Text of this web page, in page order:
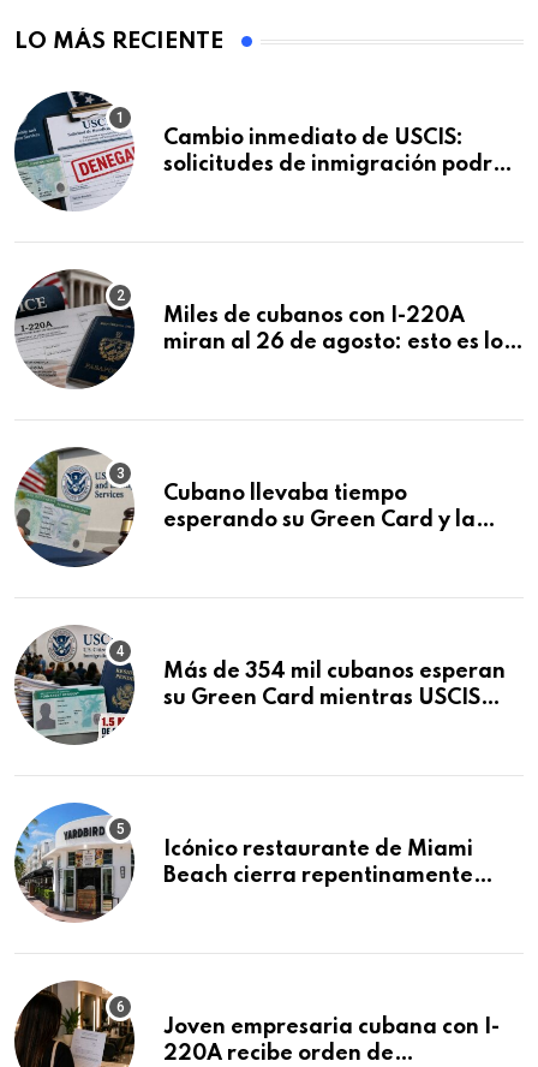
LO MÁS RECIENTE
Cambio inmediato de USCIS:
solicitudes de inmigración podrán
Miles de cubanos con I-220A
miran al 26 de agosto: esto es lo
Cubano llevaba tiempo
esperando su Green Card y la
Más de 354 mil cubanos esperan
su Green Card mientras USCIS
Icónico restaurante de Miami
Beach cierra repentinamente
Joven empresaria cubana con I-
220A recibe orden de